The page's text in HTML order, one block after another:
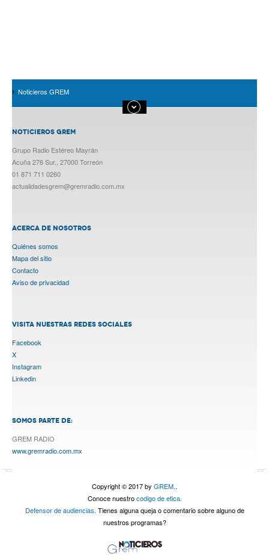
Noticieros GREM
NOTICIEROS GREM
Grupo Radio Estéreo Mayrán
Acuña 276 Sur., 27000 Torreón
01 871 711 0260
actualidadesgrem@gremradio.com.mx
ACERCA DE NOSOTROS
Quiénes somos
Mapa del sitio
Contacto
Aviso de privacidad
VISITA NUESTRAS REDES SOCIALES
Facebook
X
Instagram
Linkedin
SOMOS PARTE DE:
GREM RADIO
www.gremradio.com.mx
Copyright © 2017 by GREM..
Conoce nuestrocodigo de etica.
Defensor de audiencias. Tienes alguna queja o comentario sobre alguno de
nuestros programas?